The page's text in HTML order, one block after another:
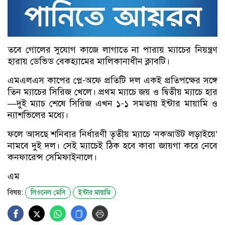
তবে গোলের সুযোগ কাজে লাগাতে না পারায় ম্যাচের নিয়ন্ত্রণ
হারায় ডেভিড বেকহ্যামের মালিকানাধীন ক্লাবটি।
এমএলএস কাপের প্লে-অফে প্রতিটি দল একই প্রতিপক্ষের সঙ্গে
তিন ম্যাচের সিরিজ খেলে। প্রথম ম্যাচে জয় ও দ্বিতীয় ম্যাচে হার
—দুই ম্যাচ শেষে সিরিজ এখন ১-১ সমতায় ইন্টার মায়ামি ও
ন্যাশভিলের মধ্যে।
ফলে আসছে শনিবার নির্ধারণী তৃতীয় ম্যাচে ‘নকআউট লড়াইয়ে’
নামবে দুই দল। সেই ম্যাচেই ঠিক হবে কারা জায়গা করে নেবে
কনফারেন্স সেমিফাইনালে।
এম
বিষয়: লিওনেল মেসি ইন্টার মায়ামি